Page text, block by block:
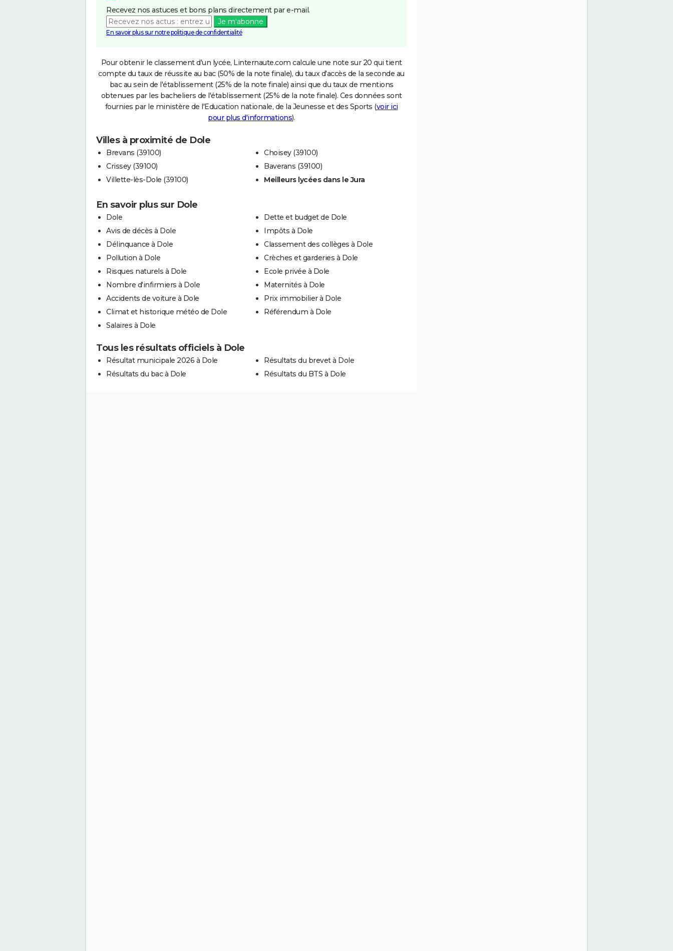
Recevez nos astuces et bons plans directement par e-mail.
Je m'abonne
En savoir plus sur notre politique de confidentialité
Pour obtenir le classement d'un lycée, Linternaute.com calcule une note sur 20 qui tient
compte du taux de réussite au bac (50% de la note finale), du taux d'accès de la seconde au
bac au sein de l'établissement (25% de la note finale) ainsi que du taux de mentions
obtenues par les bacheliers de l'établissement (25% de la note finale). Ces données sont
fournies par le ministère de l'Education nationale, de la Jeunesse et des Sports (voir ici
pour plus d'informations).
Villes à proximité de Dole
Brevans (39100)
Crissey (39100)
Villette-lès-Dole (39100)
Choisey (39100)
Baverans (39100)
Meilleurs lycées dans le Jura
En savoir plus sur Dole
Dole
Avis de décès à Dole
Délinquance à Dole
Pollution à Dole
Risques naturels à Dole
Nombre d'infirmiers à Dole
Accidents de voiture à Dole
Climat et historique météo de Dole
Salaires à Dole
Dette et budget de Dole
Impôts à Dole
Classement des collèges à Dole
Crèches et garderies à Dole
Ecole privée à Dole
Maternités à Dole
Prix immobilier à Dole
Référendum à Dole
Tous les résultats officiels à Dole
Résultat municipale 2026 à Dole
Résultats du bac à Dole
Résultats du brevet à Dole
Résultats du BTS à Dole